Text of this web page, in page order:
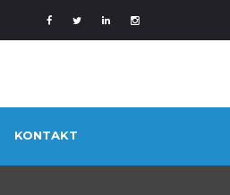
KONTAKT